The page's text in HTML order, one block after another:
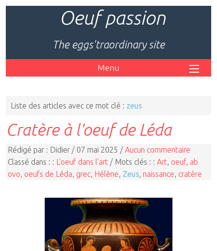
Oeuf passion
The eggs'traordinary site
Menu
Liste des articles avec ce mot clé : zeus
Cratère à l'oeuf de Léda
Rédigé par : Didier / 07 mai 2025 / Aucun commentaire
Classé dans : : L'oeuf dans l'art / Mots clés : : Art oeuf, ab
ovo oeufs de Léda grec Hélène Zeus naissance cratère